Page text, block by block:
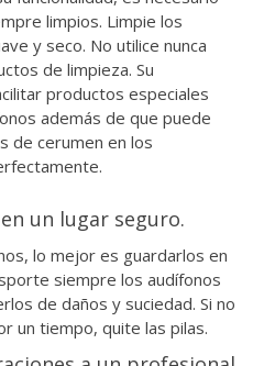
limpios. Limpie los
y seco. No utilice nunca
de limpieza. Su
productos especiales
además de que puede
de cerumen en los
un lugar seguro.
lo mejor es guardarlos en
siempre los audífonos
de daños y suciedad. Si no
un tiempo, quite las pilas.